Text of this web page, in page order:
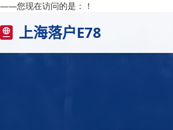
——您现在访问的是： ！